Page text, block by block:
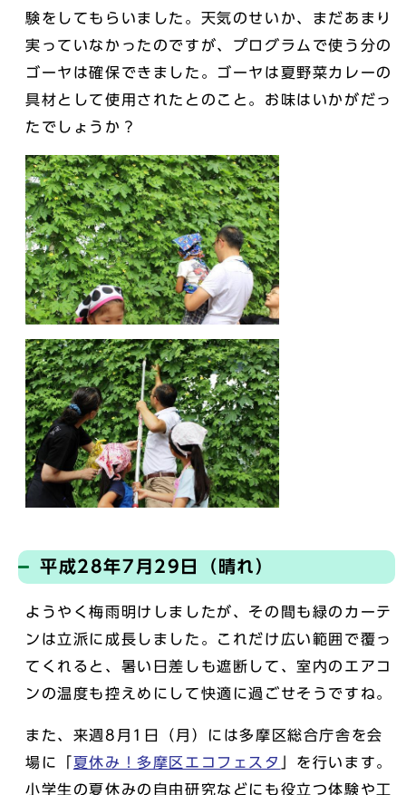
験をしてもらいました。天気のせいか、まだあまり
実っていなかったのですが、プログラムで使う分の
ゴーヤは確保できました。ゴーヤは夏野菜カレーの
具材として使用されたとのこと。お味はいかがだっ
たでしょうか？
平成28年7月29日（晴れ）
ようやく梅雨明けしましたが、その間も緑のカーテ
ンは立派に成長しました。これだけ広い範囲で覆っ
てくれると、暑い日差しも遮断して、室内のエアコ
ンの温度も控えめにして快適に過ごせそうですね。
また、来週8月1日（月）には多摩区総合庁舎を会
場に「 夏休み！多摩区エコフェスタ
」を行います。
小学生の夏休みの自由研究などにも役立つ体験や工